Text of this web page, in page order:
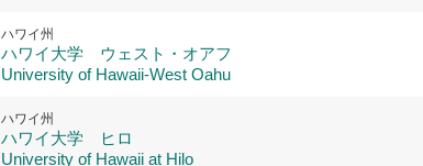
ハワイ州
ハワイ大学 ウェスト・オアフ
University of Hawaii-West Oahu
ハワイ州
ハワイ大学 ヒロ
University of Hawaii at Hilo